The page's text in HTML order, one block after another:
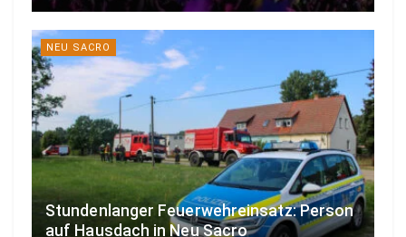
NEU SACRO
Stundenlanger Feuerwehreinsatz: Person
auf Hausdach in Neu Sacro